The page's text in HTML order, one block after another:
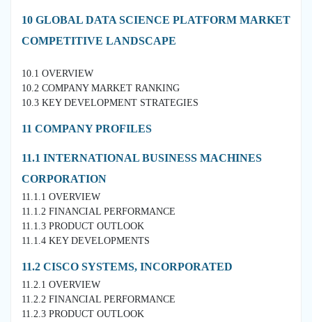
10 GLOBAL DATA SCIENCE PLATFORM MARKET
COMPETITIVE LANDSCAPE
10.1 OVERVIEW
10.2 COMPANY MARKET RANKING
10.3 KEY DEVELOPMENT STRATEGIES
11 COMPANY PROFILES
11.1 INTERNATIONAL BUSINESS MACHINES
CORPORATION
11.1.1 OVERVIEW
11.1.2 FINANCIAL PERFORMANCE
11.1.3 PRODUCT OUTLOOK
11.1.4 KEY DEVELOPMENTS
11.2 CISCO SYSTEMS, INCORPORATED
11.2.1 OVERVIEW
11.2.2 FINANCIAL PERFORMANCE
11.2.3 PRODUCT OUTLOOK